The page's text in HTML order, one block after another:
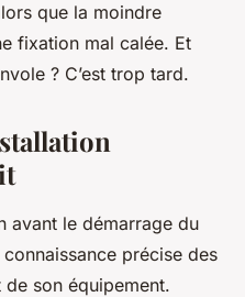
que la moindre
fixation mal calée. Et
? C’est trop tard.
avant le démarrage du
précise des
son équipement.